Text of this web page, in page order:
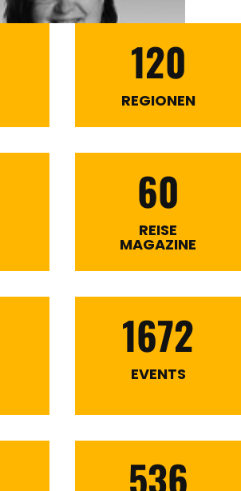
120
REGIONEN
60
REISE
MAGAZINE
1672
EVENTS
536